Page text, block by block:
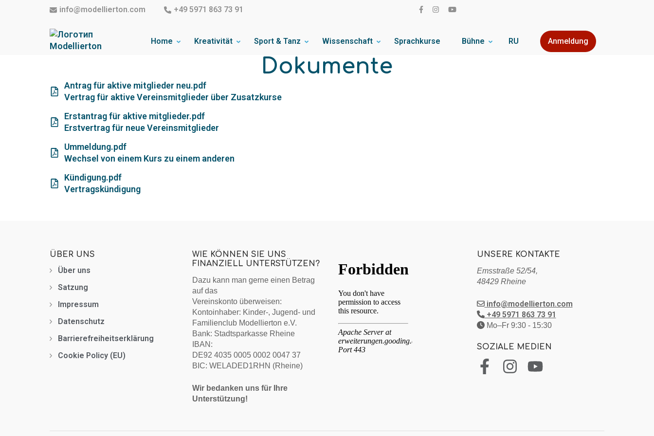
info@modellierton.com +49 5971 863 73 91
Familienclub Modellierton e.V.
Home Kreativität Sport & Tanz Wissenschaft Sprachkurse Bühne RU Anmeldung
Dokumente
Antrag für aktive mitglieder neu.pdf
Vertrag für aktive Vereinsmitglieder über Zusatzkurse
Erstantrag für aktive mitglieder.pdf
Erstvertrag für neue Vereinsmitglieder
Ummeldung.pdf
Wechsel von einem Kurs zu einem anderen
Kündigung.pdf
Vertragskündigung
ÜBER UNS
Über uns
Satzung
Impressum
Datenschutz
Barrierefreiheitserklärung
Cookie Policy (EU)
WIE KÖNNEN SIE UNS
FINANZIELL UNTERSTÜTZEN?
Dazu kann man gerne einen Betrag
auf das
Vereinskonto überweisen:
Kontoinhaber: Kinder-, Jugend- und
Familienclub Modellierton e.V.
Bank: Stadtsparkasse Rheine
IBAN:
DE92 4035 0005 0002 0047 37
BIC: WELADED1RHN (Rheine)
Wir bedanken uns für Ihre
Unterstützung!
UNSERE KONTAKTE
Emsstraße 52/54,
48429 Rheine
info@modellierton.com
+49 5971 863 73 91
Mo–Fr 9:30 - 15:30
SOZIALE MEDIEN